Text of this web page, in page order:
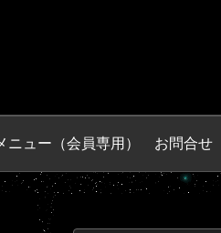
ニュー（会員専用） お問合せ